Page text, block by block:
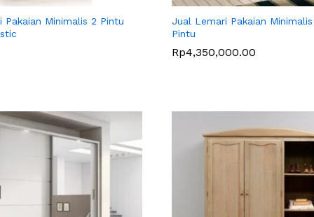
Pakaian Minimalis 2 Pintu
Jual Lemari Pakaian
Pintu
Rp4,350,000.00
Rp4,350,000.00